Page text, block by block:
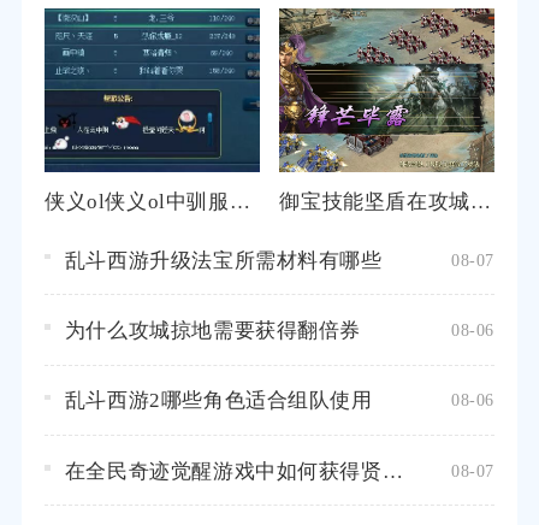
侠义ol侠义ol中驯服野生马需要注意哪些技巧 御宝技能坚盾在攻城掠地中是否强大有效
乱斗西游升级法宝所需材料有哪些 08-07
为什么攻城掠地需要获得翻倍券 08-06
乱斗西游2哪些角色适合组队使用 08-06
在全民奇迹觉醒游戏中如何获得贤者之石 08-07